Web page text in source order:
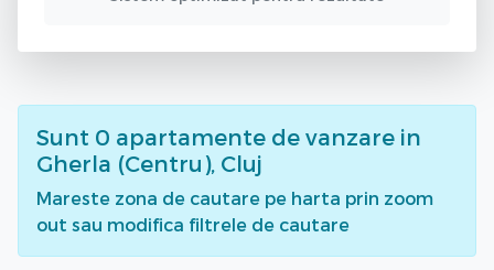
Sunt 0 apartamente de vanzare in
Gherla (Centru), Cluj
Mareste zona de cautare pe harta prin zoom
out sau modifica filtrele de cautare